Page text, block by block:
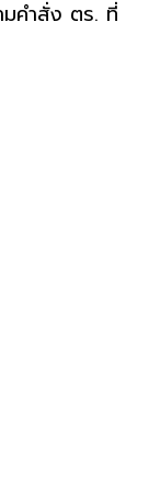
มคำสั่ง ตร. ที่